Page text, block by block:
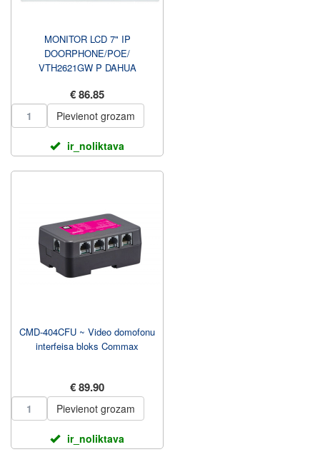
MONITOR LCD 7" IP
DOORPHONE/POE/
VTH2621GW P DAHUA
€ 86.85
Pievienot grozam
ir_noliktava
CMD-404CFU ~ Video domofonu
interfeisa bloks Commax
€ 89.90
Pievienot grozam
ir_noliktava